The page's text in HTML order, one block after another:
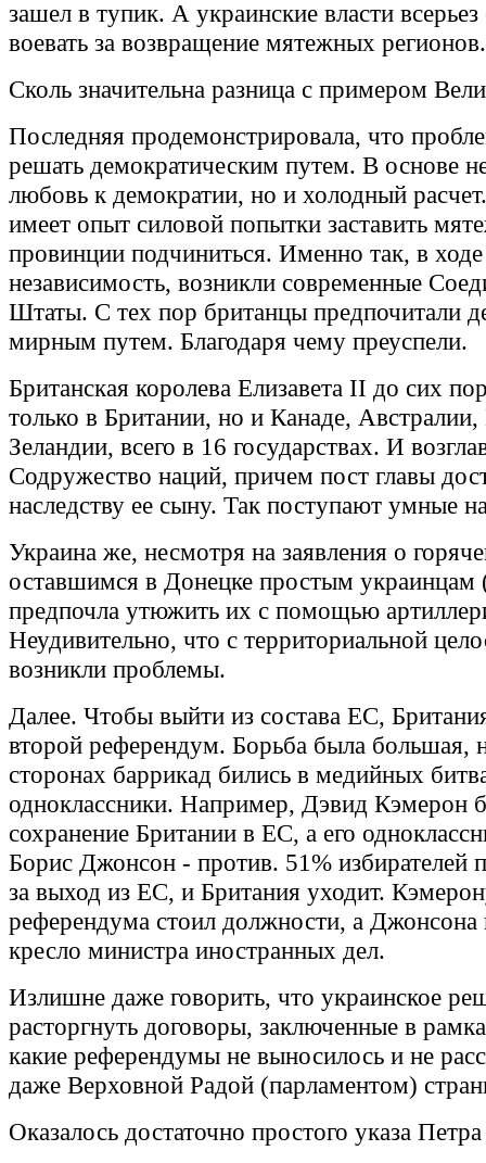
зашел в тупик. А украинские власти всерьез
воевать за возвращение мятежных регионов.
Сколь значительна разница с примером
Последняя продемонстрировала, что
решать демократическим путем. В основе
любовь к демократии, но и холодный
имеет опыт силовой попытки заставить
провинции подчиниться. Именно так, в
независимость, возникли современные
Штаты. С тех пор британцы предпочитали
мирным путем. Благодаря чему преуспели.
Британская королева Елизавета II до сих
только в Британии, но и Канаде,
Зеландии, всего в 16 государствах. И
Содружество наций, причем пост главы
наследству ее сыну. Так поступают умные
Украина же, несмотря на заявления о
оставшимся в Донецке простым украинцам
предпочла утюжить их с помощью
Неудивительно, что с территориальной
возникли проблемы.
Далее. Чтобы выйти из состава ЕС,
второй референдум. Борьба была большая,
сторонах баррикад бились в медийных
одноклассники. Например, Дэвид Кэмерон
сохранение Британии в ЕС, а его
Борис Джонсон - против. 51% избирателей
за выход из ЕС, и Британия уходит.
референдума стоил должности, а Джонсона
кресло министра иностранных дел.
Излишне даже говорить, что украинское
расторгнуть договоры, заключенные в
какие референдумы не выносилось и не
даже Верховной Радой (парламентом)
Оказалось достаточно простого указа